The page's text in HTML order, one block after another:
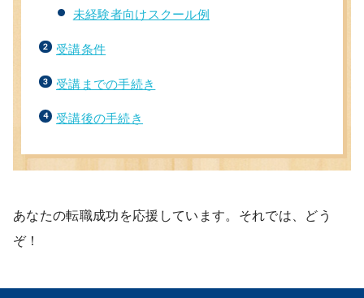
未経験者向けスクール例
受講条件
受講までの手続き
受講後の手続き
あなたの転職成功を応援しています。それでは、どう
ぞ！